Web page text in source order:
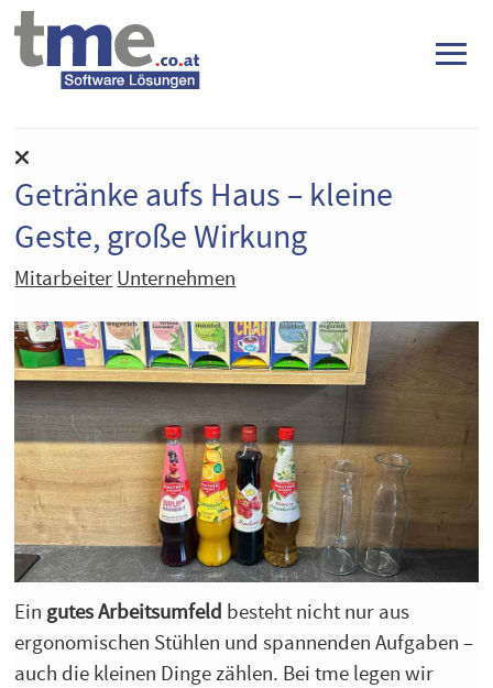
≡
Getränke aufs Haus – kleine
Geste, große Wirkung
Mitarbeiter Unternehmen
Ein gutes Arbeitsumfeld besteht nicht nur aus
ergonomischen Stühlen und spannenden Aufgaben –
auch die kleinen Dinge zählen. Bei tme legen wir